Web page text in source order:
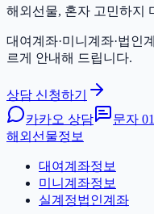
해외선물, 혼자 고민하지
대여계좌·미니계좌·법인
르게 안내해 드립니다.
상담 신청하기
카카오 상담
문자
해외선물정보
대여계좌정보
미니계좌정보
실계정법인계좌